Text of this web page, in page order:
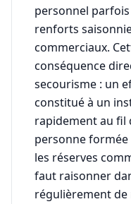
personnel
renforts
commerciaux.
conséquence
secourisme : un
constitué à un
rapidement au fil
personne
les réserves
faut raisonner
régulièrement de